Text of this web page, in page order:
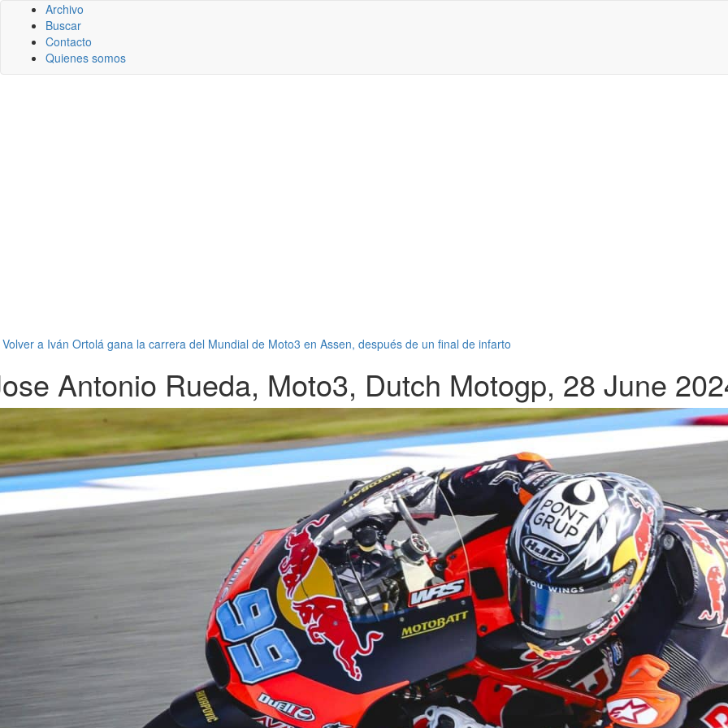
Archivo
Buscar
Contacto
Quienes somos
Volver a Iván Ortolá gana la carrera del Mundial de Moto3 en Assen, después de un final de infarto
Antonio Rueda, Moto3, Dutch Motogp, 28 June